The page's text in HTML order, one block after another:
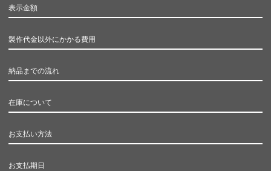
表示金額
製作代金以外にかかる費用
納品までの流れ
在庫について
お支払い方法
お支払期日